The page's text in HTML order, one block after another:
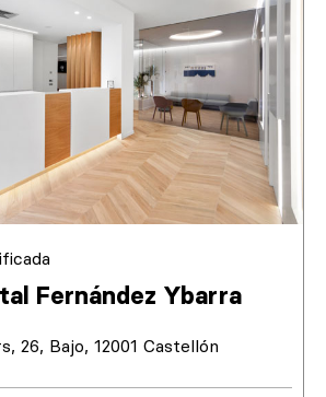
Fernández Ybarra
26, Bajo, 12001 Castellón